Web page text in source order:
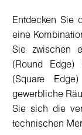
Entdecken Sie
eine
Sie zwischen
(Round Edge)
(Square
gewerbliche
Sie sich die
technischen